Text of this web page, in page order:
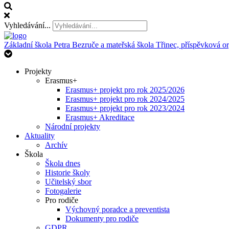
Vyhledávání...
Základní škola Petra Bezruče a mateřská škola Třinec, příspěvková
Projekty
Erasmus+
Erasmus+ projekt pro rok 2025/2026
Erasmus+ projekt pro rok 2024/2025
Erasmus+ projekt pro rok 2023/2024
Erasmus+ Akreditace
Národní projekty
Aktuality
Archív
Škola
Škola dnes
Historie školy
Učitelský sbor
Fotogalerie
Pro rodiče
Výchovný poradce a preventista
Dokumenty pro rodiče